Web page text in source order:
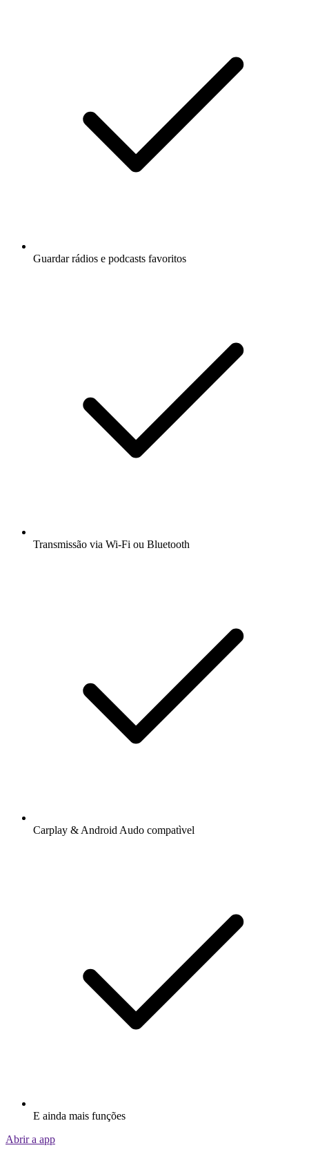
Guardar rádios e podcasts favoritos
Transmissão via Wi-Fi ou Bluetooth
Carplay & Android Audo compatìvel
E ainda mais funções
Abrir a app